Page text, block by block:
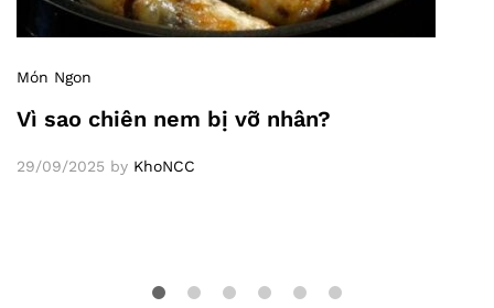
Món Ngon
Vì sao chiên nem bị vỡ nhân?
29/09/2025 by KhoNCC